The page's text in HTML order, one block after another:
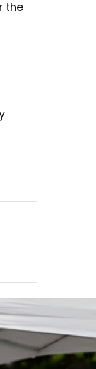
the